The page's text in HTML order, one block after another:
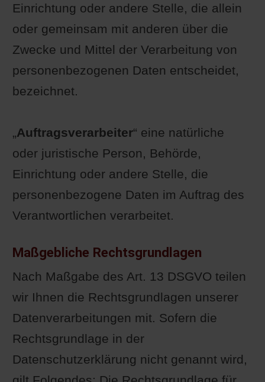
Einrichtung oder andere Stelle, die allein
oder gemeinsam mit anderen über die
Zwecke und Mittel der Verarbeitung von
personenbezogenen Daten entscheidet,
bezeichnet.
„Auftragsverarbeiter“ eine natürliche
oder juristische Person, Behörde,
Einrichtung oder andere Stelle, die
personenbezogene Daten im Auftrag des
Verantwortlichen verarbeitet.
Maßgebliche Rechtsgrundlagen
Nach Maßgabe des Art. 13 DSGVO teilen
wir Ihnen die Rechtsgrundlagen unserer
Datenverarbeitungen mit. Sofern die
Rechtsgrundlage in der
Datenschutzerklärung nicht genannt wird,